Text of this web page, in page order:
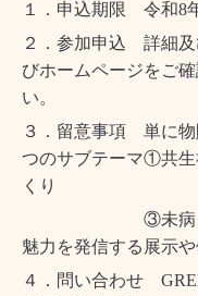
１．申込期限 令和8
２．参加申込 詳細及
びホームページをご
い
３． 留意事項 単に物
つのサブテーマ①共
くり
③未病
魅力を発信する展示
４ ． 問い合わせ